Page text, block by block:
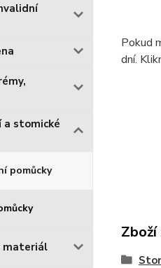
a stomické
pomůcky
materiál
Pokud
dní.